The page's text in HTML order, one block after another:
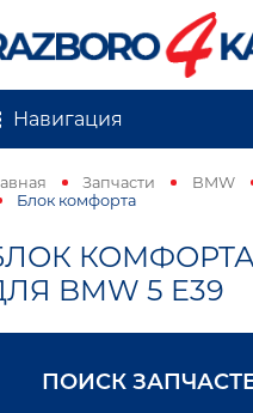
Навигация
Запчасти BMW
Блок комфорта
BMW 5 E39
ПОИСК